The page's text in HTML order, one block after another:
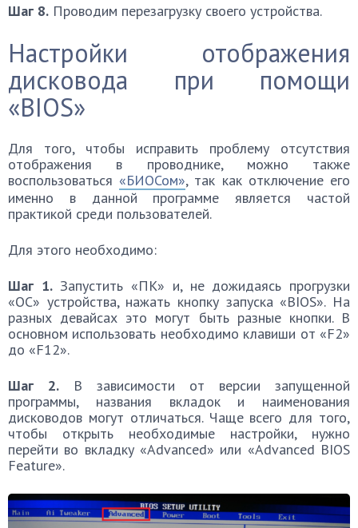
Шаг 8. Проводим перезагрузку своего устройства.
Настройки отображения
дисковода при помощи
«BIOS»
Для того, чтобы исправить проблему отсутствия
отображения в проводнике, можно также
воспользоваться «БИОСом», так как отключение его
именно в данной программе является частой
практикой среди пользователей.
Для этого необходимо:
Шаг 1.Запустить «ПК» и, не дожидаясь прогрузки
«ОС» устройства, нажать кнопку запуска «BIOS». На
разных девайсах это могут быть разные кнопки. В
основном использовать необходимо клавиши от «F2»
до «F12».
Шаг 2. В зависимости от версии запущенной
программы, названия вкладок и наименования
дисководов могут отличаться. Чаще всего для того,
чтобы открыть необходимые настройки, нужно
перейти во вкладку «Advanced» или «Advanced BIOS
Feature».